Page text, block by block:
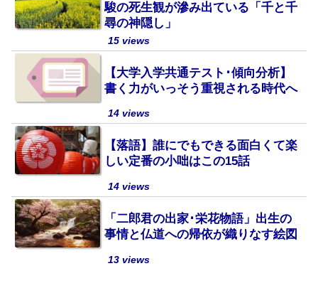
駿の死生観が滲み出ている「千と千
尋の神隠し」
15 views
【大学入学共通テスト･傾向分析】
書く力がいっそう重視される時代へ
14 views
【落語】誰にでもできる面白くて楽
しい定番の小咄はこの15話
14 views
「二郎君の出家･栄花物語」出生の
事情と仏道への帰依が織りなす絵図
13 views